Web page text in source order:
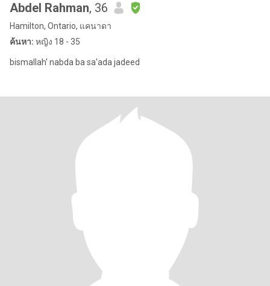
Abdel Rahman, 36
Hamilton, Ontario, แคนาดา
ค้นหา: หญิง 18 - 35
bismallah' nabda ba sa'ada jadeed